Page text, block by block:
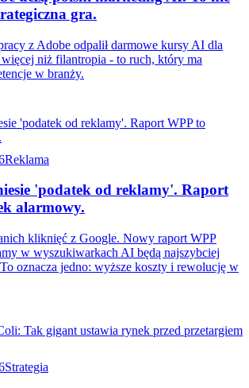
gra.
z Adobe odpalił darmowe kursy AI dla
niż filantropia - to ruch, który ma
w branży.
Reklama
'podatek od reklamy'. Raport
alarmowy.
kliknięć z Google. Nowy raport WPP
w wyszukiwarkach AI będą najszybciej
oznacza jedno: wyższe koszty i rewolucję w
Strategia